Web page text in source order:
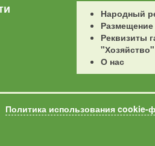
Народный
Реквизиты
"Хозяйство"
О нас
Политика использования cookie-